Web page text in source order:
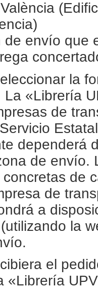
de envío que
la
«Librería
de
dependerá
de envío.
de
de
a
la
el
«Librería